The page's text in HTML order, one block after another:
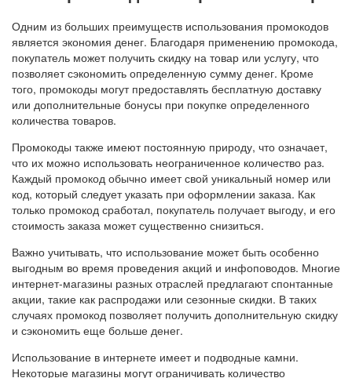
Одним из больших преимуществ использования промокодов
является экономия денег. Благодаря применению промокода,
покупатель может получить скидку на товар или услугу, что
позволяет сэкономить определенную сумму денег. Кроме
того, промокоды могут предоставлять бесплатную доставку
или дополнительные бонусы при покупке определенного
количества товаров.
Промокоды также имеют постоянную природу, что означает,
что их можно использовать неограниченное количество раз.
Каждый промокод обычно имеет свой уникальный номер или
код, который следует указать при оформлении заказа. Как
только промокод сработал, покупатель получает выгоду, и его
стоимость заказа может существенно снизиться.
Важно учитывать, что использование может быть особенно
выгодным во время проведения акций и инфоповодов. Многие
интернет-магазины разных отраслей предлагают спонтанные
акции, такие как распродажи или сезонные скидки. В таких
случаях промокод позволяет получить дополнительную скидку
и сэкономить еще больше денег.
Использование в интернете имеет и подводные камни.
Некоторые магазины могут ограничивать количество